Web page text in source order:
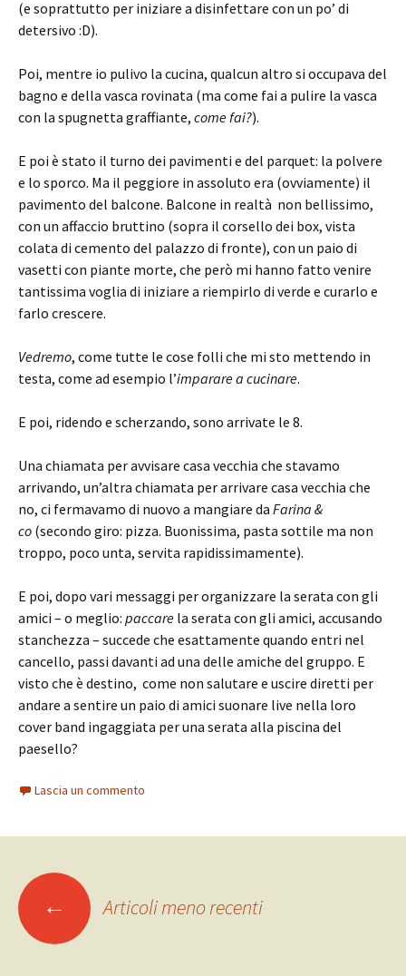
(e soprattutto per iniziare a disinfettare con un po’ di
detersivo :D).
Poi, mentre io pulivo la cucina, qualcun altro si occupava del
bagno e della vasca rovinata (ma come fai a pulire la vasca
con la spugnetta graffiante, come fai?).
E poi è stato il turno dei pavimenti e del parquet: la polvere
e lo sporco. Ma il peggiore in assoluto era (ovviamente) il
pavimento del balcone. Balcone in realtà non bellissimo,
con un affaccio bruttino (sopra il corsello dei box, vista
colata di cemento del palazzo di fronte), con un paio di
vasetti con piante morte, che però mi hanno fatto venire
tantissima voglia di iniziare a riempirlo di verde e curarlo e
farlo crescere.
Vedremo, come tutte le cose folli che mi sto mettendo in
testa, come ad esempio l’imparare a cucinare.
E poi, ridendo e scherzando, sono arrivate le 8.
Una chiamata per avvisare casa vecchia che stavamo
arrivando, un’altra chiamata per arrivare casa vecchia che
no, ci fermavamo di nuovo a mangiare da Farina &
co (secondo giro: pizza. Buonissima, pasta sottile ma non
troppo, poco unta, servita rapidissimamente).
E poi, dopo vari messaggi per organizzare la serata con gli
amici – o meglio: paccare la serata con gli amici, accusando
stanchezza – succede che esattamente quando entri nel
cancello, passi davanti ad una delle amiche del gruppo. E
visto che è destino, come non salutare e uscire diretti per
andare a sentire un paio di amici suonare live nella loro
cover band ingaggiata per una serata alla piscina del
paesello?
Lascia un commento
Navigazione
articoli
← Articoli meno recenti